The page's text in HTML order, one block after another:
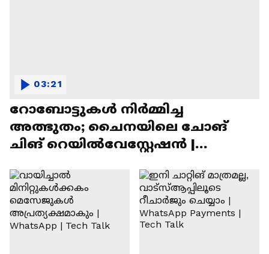
റോബോട്ടുകൾ നിർമ്മിച്ച
അത്ഭുതം; ചൈനയിലെ ചോങ്
ചിങ് റെയിൽവേസ്റ്റേഷൻ |
03:21